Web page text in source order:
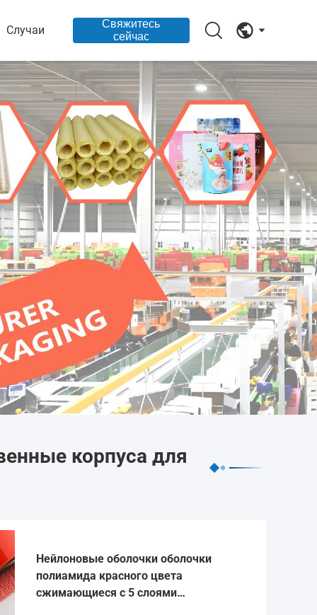
Случаи
Свяжитесь
сейчас
корпуса для
Нейлоновые оболочки оболочки
полиамида красного цвета
сжимающиеся с 5 слоями